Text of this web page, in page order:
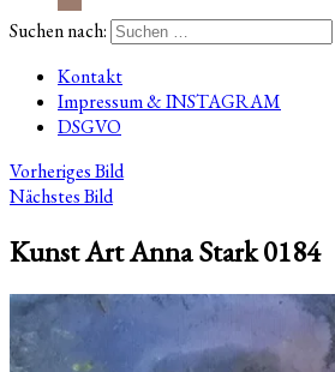
Suchen nach:
Kontakt
Impressum & INSTAGRAM
DSGVO
Vorheriges Bild
Nächstes Bild
Kunst Art Anna Stark 0184